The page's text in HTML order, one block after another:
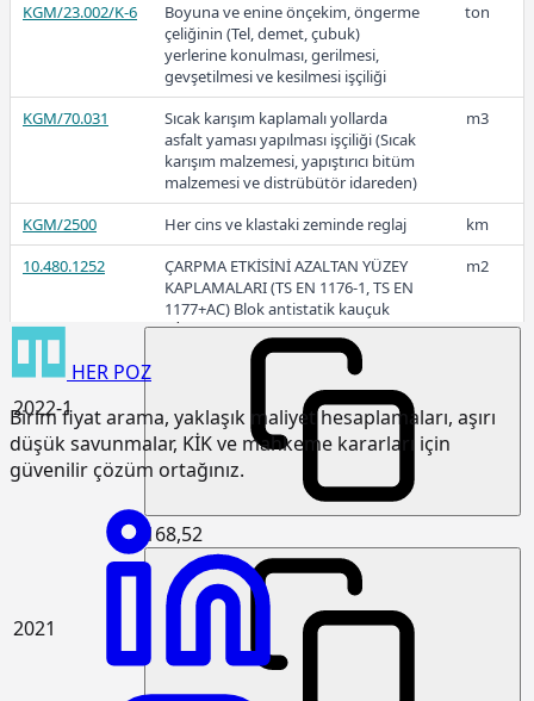
426,92
2022-1
289,86
2021
168,52
KGM/23.002/K-6
Boyuna ve enine önçekim, öngerme
çeliğinin (Tel, demet, çubuk)
yerlerine konulması, gerilmesi,
gevşetilmesi ve kesilmesi işçiliği
ton
KGM/70.031
Sıcak karışım kaplamalı yollarda
asfalt yaması yapılması işçiliği (Sıcak
karışım malzemesi, yapıştırıcı bitüm
malzemesi ve distrübütör idareden)
m3
KGM/2500 Her cins ve klastaki zeminde reglaj
km
10.480.1252
ÇARPMA ETKİSİNİ AZALTAN YÜZEY
KAPLAMALARI (TS EN 1176-1, TS EN
1177+AC) Blok antistatik kauçuk
zemin kaplaması 3cm kalınlıkta
m2
15.120.1007
Makine ile patlayıcı madde
kullanmadan sert kaya kazılması
(Serbest kazı)
15.120.1101
Makine ile her derinlik ve her
genişlikte yumuşak ve sert toprak
kazılması (Derin kazı)
Makine ile her derinlik ve her
genişlikte yumuşak ve sert
küskülük kazılması (Derin kazı)
15.120.1107
Makine ile patlayıcı madde
kullanmadan her derinlik ve her
genişlikte sert kaya kazılması (Derin
kazı)
HER POZ
Birim fiyat arama, yaklaşık maliyet hesaplamaları, aşırı
düşük savunmalar, KİK ve mahkeme kararları için
güvenilir çözüm ortağınız.